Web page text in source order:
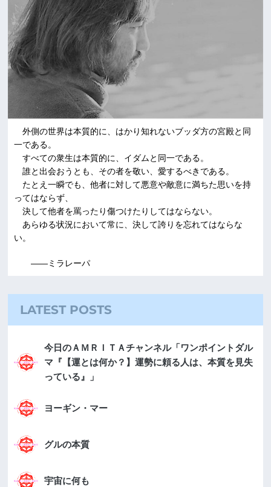
外側の世界は本質的に、はかり知れないブッダ方の宮殿と同
一である。
すべての衆生は本質的に、イダムと同一である。
誰と出会おうとも、その者を敬い、愛するべきである。
たとえ一瞬でも、他者に対して悪意や敵意に満ちた思いを持
ってはならず、
決して他者を罵ったり傷つけたりしてはならない。
あらゆる状況において常に、決して誇りを忘れてはならな
い。
――ミラレーパ
LATEST POSTS
今日のＡＭＲＩＴＡチャンネル「ワンポイントダル
マ『【運とは何か？】運勢に頼る人は、本質を見失
っている』」
ヨーギン・マー
グルの本質
宇宙に何も